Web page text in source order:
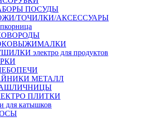
ПОСУДЫ
ТОЧИЛКИ/АКСЕССУАРЫ
электро для продуктов
МЕТАЛЛ
ПЛИТКИ
для катышков